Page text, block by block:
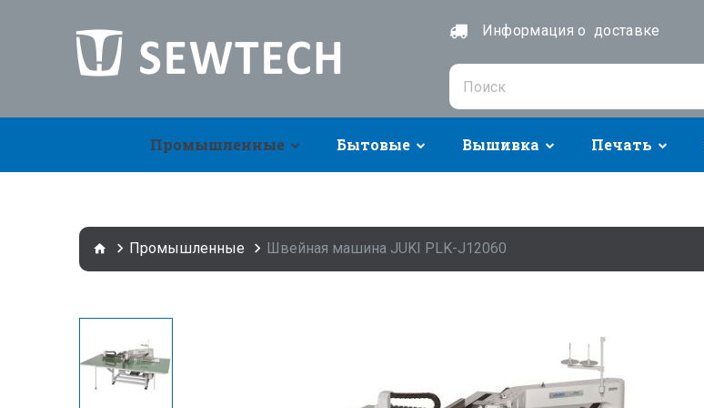
Информация о доставке
Промышленные Бытовые Вышивка Печать
Промышленные Швейная машина JUKI PLK-J12060